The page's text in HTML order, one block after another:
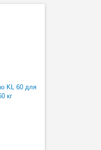
KL 60 для
кг